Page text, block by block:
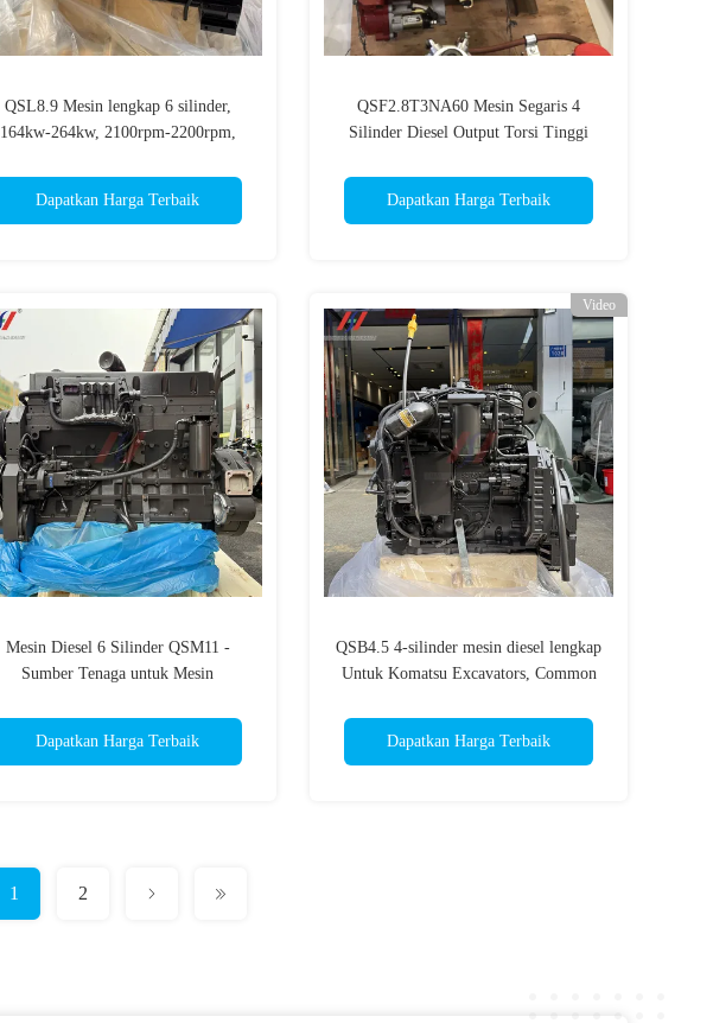
QSL8.9 Mesin lengkap 6 silinder,
164kw-264kw, 2100rpm-2200rpm,
Dapatkan Harga Terbaik
QSF2.8T3NA60 Mesin Segaris 4
Silinder Diesel Output Torsi Tinggi
Dapatkan Harga Terbaik
Mesin Diesel 6 Silinder QSM11 -
Sumber Tenaga untuk Mesin
Dapatkan Harga Terbaik
Video
QSB4.5 4-silinder mesin diesel lengkap
Untuk Komatsu Excavators, Common
Dapatkan Harga Terbaik
1 2